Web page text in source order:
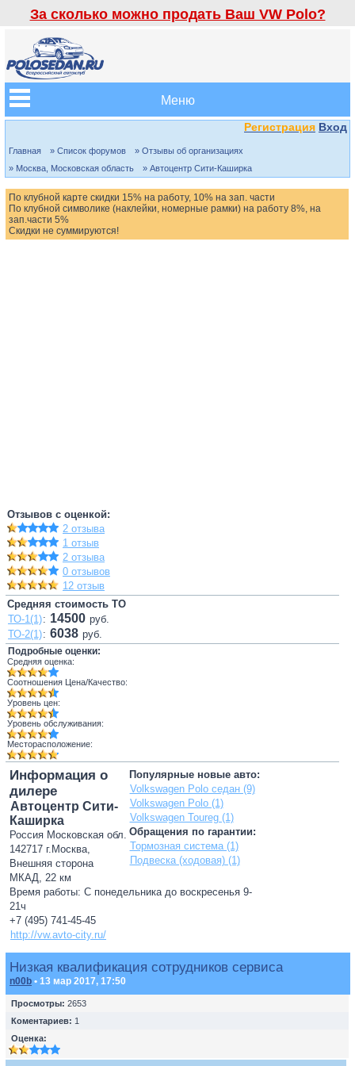
За сколько можно продать Ваш VW Polo?
Меню
Регистрация Вход
Главная » Список форумов
» Отзывы об организациях
» Москва, Московская область
» Автоцентр Сити-Каширка
По клубной карте скидки 15% на работу, 10% на зап. части
По клубной символике (наклейки, номерные рамки) на работу 8%, на
зап.части 5%
Скидки не суммируются!
Отзывов с оценкой:
2 отзыва
1 отзыв
2 отзыва
0 отзывов
12 отзыв
Средняя стоимость ТО
ТО-1(1): 14500 руб.
ТО-2(1): 6038 руб.
Подробные оценки:
Средняя оценка:
Соотношения Цена/Качество:
Уровень цен:
Уровень обслуживания:
Месторасположение:
Популярные новые авто:
Volkswagen Polo седан (9)
Volkswagen Polo (1)
Volkswagen Toureg (1)
Обращения по гарантии:
Тормозная система (1)
Подвеска (ходовая) (1)
Информация о
дилере
Автоцентр Сити-
Каширка
Россия Московская обл.
142717 г.Москва,
Внешняя сторона
МКАД, 22 км
Время работы: С понедельника до воскресенья 9-
21ч
+7 (495) 741-45-45
http://vw.avto-city.ru/
Низкая квалификация сотрудников сервиса
n00b • 13 мар 2017, 17:50
Просмотры: 2653
Коментариев: 1
Оценка: